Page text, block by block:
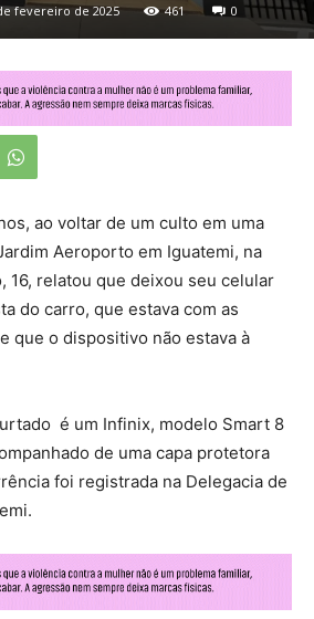
fevereiro de 2025 461 0
ao voltar de um culto em uma
Aeroporto em Iguatemi, na
16, relatou que deixou seu celular
do carro, que estava com as
que o dispositivo não estava à
é um Infinix, modelo Smart 8
de uma capa protetora
foi registrada na Delegacia de